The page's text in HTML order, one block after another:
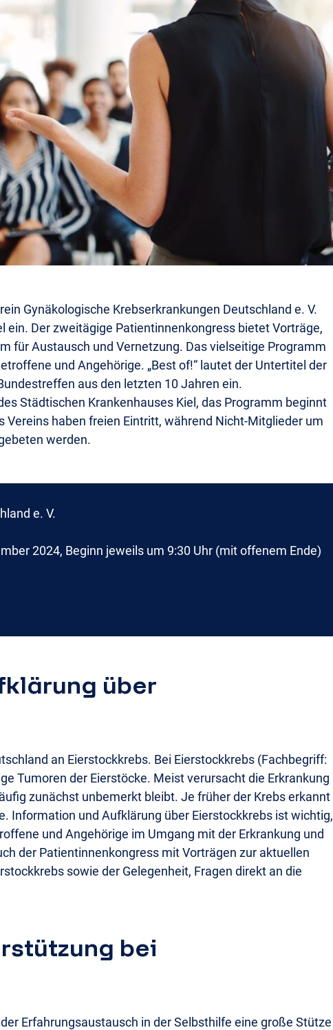
Gynäkologische Krebserkrankungen Deutschland e. V.
ein. Der zweitägige Patientinnenkongress bietet Vorträge,
für Austausch und Vernetzung. Das vielseitige Programm
und Angehörige. „Best of!“ lautet der Untertitel der
aus den letzten 10 Jahren ein.
Städtischen Krankenhauses Kiel, das Programm beginnt
Vereins haben freien Eintritt, während Nicht-Mitglieder um
werden.
e. V.
2024, Beginn jeweils um 9:30 Uhr (mit offenem Ende)
über
an Eierstockkrebs. Bei Eierstockkrebs (Fachbegriff:
Tumoren der Eierstöcke. Meist verursacht die Erkrankung
zunächst unbemerkt bleibt. Je früher der Krebs erkannt
Information und Aufklärung über Eierstockkrebs ist wichtig,
und Angehörige im Umgang mit der Erkrankung und
der Patientinnenkongress mit Vorträgen zur aktuellen
sowie der Gelegenheit, Fragen direkt an die
bei
Erfahrungsaustausch in der Selbsthilfe eine große Stütze